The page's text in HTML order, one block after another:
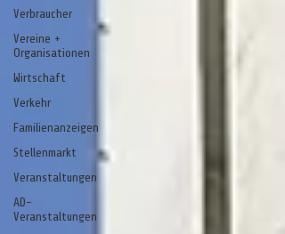
Verbraucher
Vereine +
Organisationen
Wirtschaft
Verkehr
Familienanzeigen
Stellenmarkt
Veranstaltungen
AD-
Veranstaltungen